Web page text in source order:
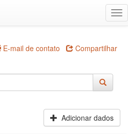
E-mail de contato Compartilhar
Adicionar dados